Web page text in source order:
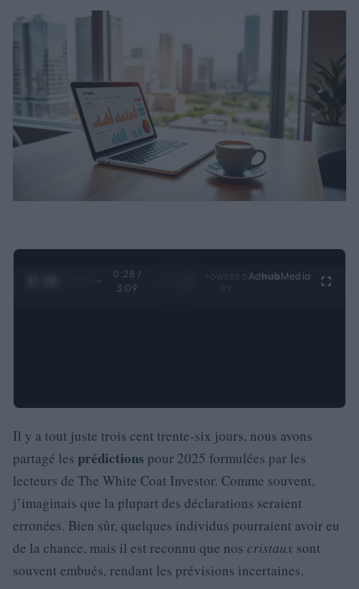
0:29 /
3:09
Ad hubMedia
Il y a tout juste trois cent trente-six jours, nous avons
partagé les prédictions pour 2025 formulées par les
lecteurs de The White Coat Investor. Comme souvent,
j’imaginais que la plupart des déclarations seraient
erronées. Bien sûr, quelques individus pourraient avoir eu
de la chance, mais il est reconnu que nos cristaux sont
souvent embués, rendant les prévisions incertaines.